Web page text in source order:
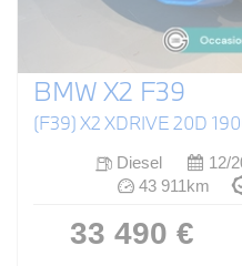
BMW X2 F39
(F39) X2 XDRIVE 20D
Diesel 12/
43 911km
33 490 €